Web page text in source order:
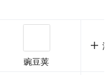
豌豆荚